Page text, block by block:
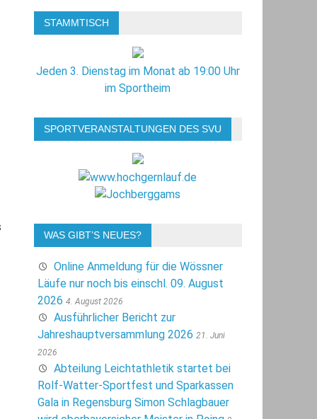
STAMMTISCH
Jeden 3. Dienstag im Monat ab 19:00 Uhr
im Sportheim
SPORTVERANSTALTUNGEN DES SVU
WAS GIBT’S NEUES?
Online Anmeldung für die Wössner
Läufe nur noch bis einschl. 09. August
2026 4. August 2026
Ausführlicher Bericht zur
Jahreshauptversammlung 2026 21. Juni
2026
Abteilung Leichtathletik startet bei
Rolf-Watter-Sportfest und Sparkassen
Gala in Regensburg Simon Schlagbauer